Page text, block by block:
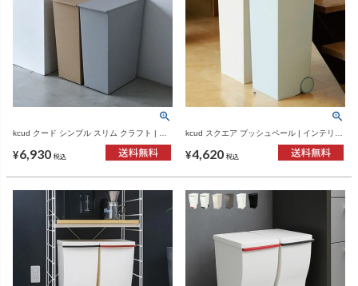
kcud クード シンプル スリム クラフト | イ
¥6,930 税込
kcud スクエア プッシュペール | インテリア
¥4,620 税込